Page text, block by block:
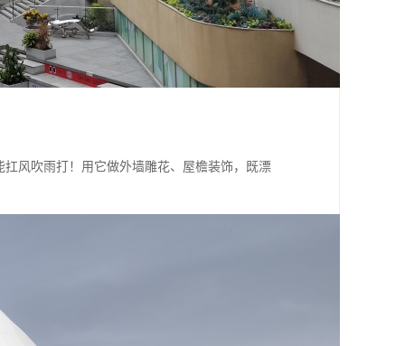
风吹雨打！用它做外墙雕花、屋檐装饰，既漂